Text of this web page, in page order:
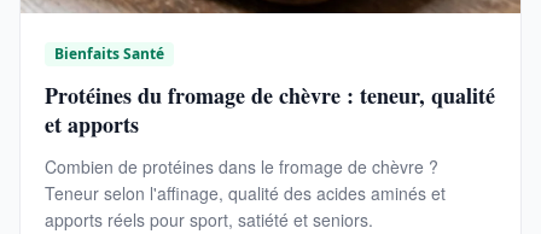
Bienfaits Santé
Protéines du fromage de chèvre : teneur, qualité
et apports
Combien de protéines dans le fromage de chèvre ?
Teneur selon l'affinage, qualité des acides aminés et
apports réels pour sport, satiété et seniors.